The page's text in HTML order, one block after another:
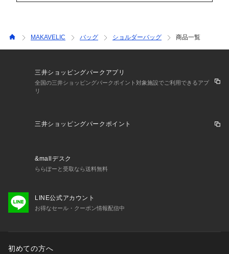
MAKAVELIC バッグ ショルダーバッグ 商品一覧
三井ショッピングパークアプリ
全国の三井ショッピングパークポイント対象施設でご利用できるアプ
リ
三井ショッピングパークポイント
&mallデスク
ららぽーと受取なら送料無料
LINE公式アカウント
お得なセール・クーポン情報配信中
初めての方へ